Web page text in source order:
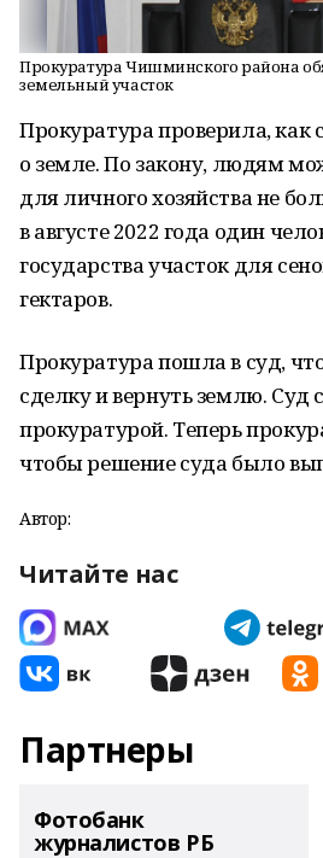
Прокуратура Чишминского района
земельный участок
Прокуратура проверила, как
о земле. По закону, людям
для личного хозяйства не
в августе 2022 года один
государства участок для
гектаров.
Прокуратура пошла в суд,
сделку и вернуть землю. Суд
прокуратурой. Теперь
чтобы решение суда было
Автор:
Читайте нас
Партнеры
Фотобанк
журналистов РБ